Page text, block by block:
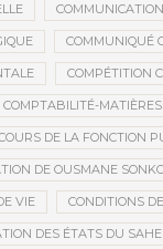
COMMUNIQUÉ
COMPÉTITION
COMPTABILITÉ-MATIÈRES
DE LA FONCTION
DE OUSMANE
VIE CONDITIONS
DES ÉTATS DU